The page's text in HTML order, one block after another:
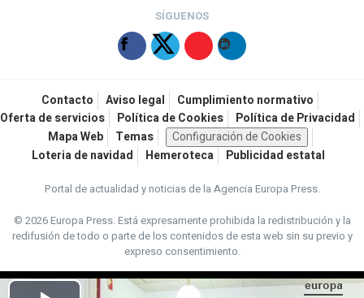
SÍGUENOS
Contacto Aviso legal
Cumplimiento normativo
Oferta de servicios
Política de Cookies
Política de Privacidad
Mapa Web
Temas
Configuración de Cookies
Loteria de navidad
Hemeroteca Publicidad estatal
Portal de actualidad y noticias de la Agencia Europa Press.
© 2026 Europa Press.Está expresamente prohibida la redistribución y la
redifusión de todo o parte de los contenidos de esta web sin su previo y
expreso consentimiento.